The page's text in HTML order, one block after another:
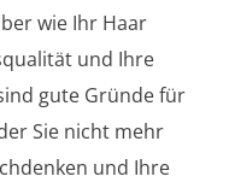
wie Ihr Haar
und Ihre
gute Gründe für
Sie nicht mehr
und Ihre